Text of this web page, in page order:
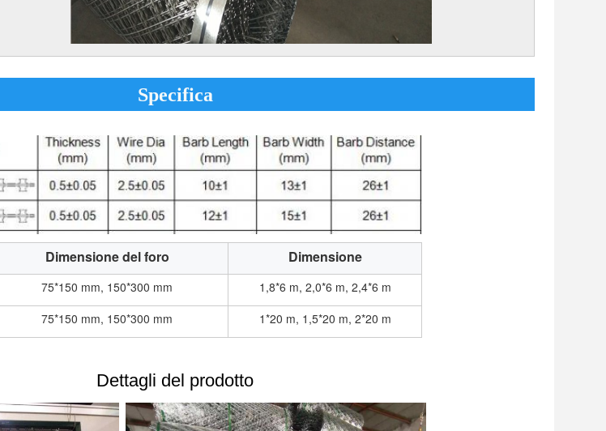
Specifica
Dimensione del foro
Dimensione
75*150 mm, 150*300 mm 1,8*6 m, 2,0*6 m, 2,4*6 m
75*150 mm, 150*300 mm 1*20 m, 1,5*20 m, 2*20 m
Dettagli del prodotto